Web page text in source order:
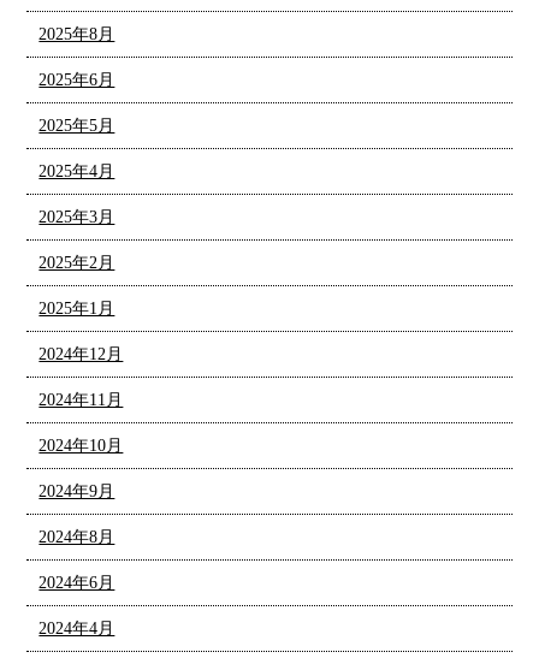
2025年8月
2025年6月
2025年5月
2025年4月
2025年3月
2025年2月
2025年1月
2024年12月
2024年11月
2024年10月
2024年9月
2024年8月
2024年6月
2024年4月